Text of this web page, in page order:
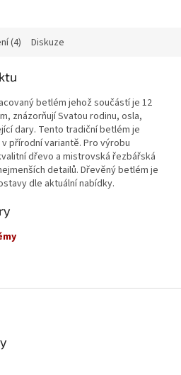
(4) Diskuze
betlém jehož součástí je 12
znázorňují Svatou rodinu, osla,
dary. Tento tradiční betlém je
přírodní variantě. Pro výrobu
dřevo a mistrovská řezbářská
detailů. Dřevěný betlém je
dle aktuální nabídky.